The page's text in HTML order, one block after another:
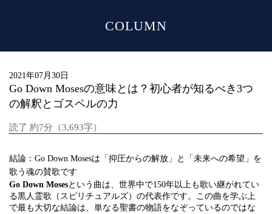
COLUMN
2021年07月30日
Go Down Mosesの意味とは？初心者が知るべき3つ
の解釈とゴスペルの力
読了 約7分（3,693字）
結論：Go Down Mosesは「抑圧からの解放」と「未来への希望」を
歌う魂の賛歌です
Go Down Mosesという曲は、世界中で150年以上も歌い継がれてい
る黒人霊歌（スピリチュアルズ）の代表作です。この曲を学ぶ上
で最も大切な結論は、単なる聖書の物語をなぞっているのではな